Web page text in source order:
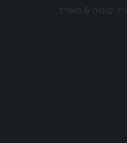
בית מנצור 2, רחוב הנופר 2 ב׳ ברעננה. קומה 6 משרד